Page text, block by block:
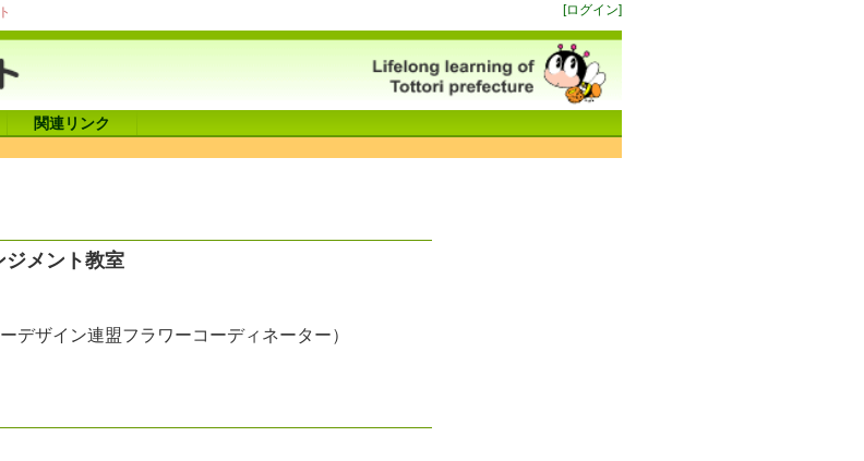
[ログイン]
関連リンク
メント教室
ザイン連盟フラワーコーディネーター）